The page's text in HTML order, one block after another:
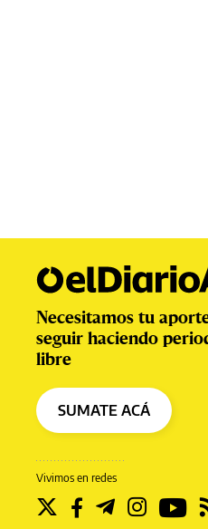
Vivimos en redes
Necesitamos tu
seguir haciendo
libre
SUMATE ACÁ